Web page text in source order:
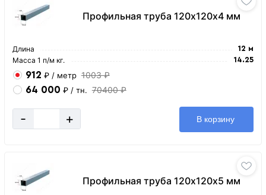
Профильная труба 120х120х4 мм
Длина 12 м
Масса 1 п/м кг. 14.25
912 ₽ / метр 1003 ₽
64 000 ₽ / тн. 70400 ₽
- + В корзину
Профильная труба 120х120х5 мм